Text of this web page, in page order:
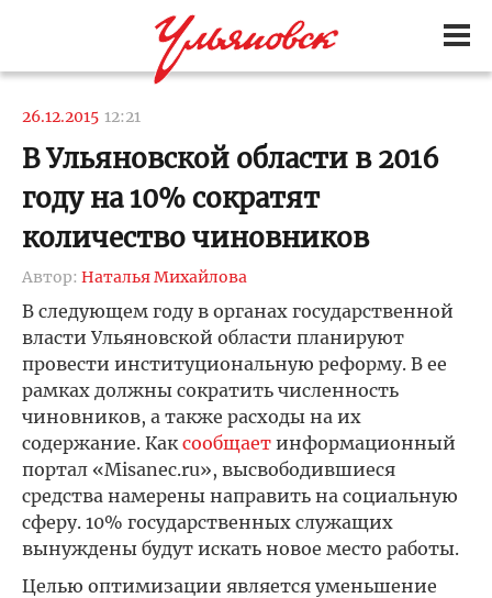
26.12.2015 12:21
В Ульяновской области в 2016
году на 10% сократят
количество чиновников
Автор: Наталья Михайлова
В следующем году в органах государственной
власти Ульяновской области планируют
провести институциональную реформу. В ее
рамках должны сократить численность
чиновников, а также расходы на их
содержание. Каксообщает информационный
портал «Misanec.ru», высвободившиеся
средства намерены направить на социальную
сферу. 10% государственных служащих
вынуждены будут искать новое место работы.
Целью оптимизации является уменьшение